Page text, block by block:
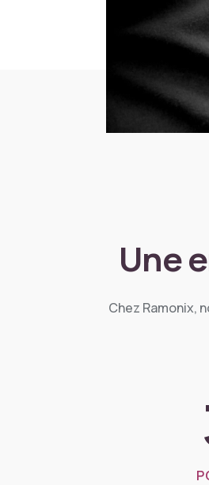
Une
Chez Ramonix,